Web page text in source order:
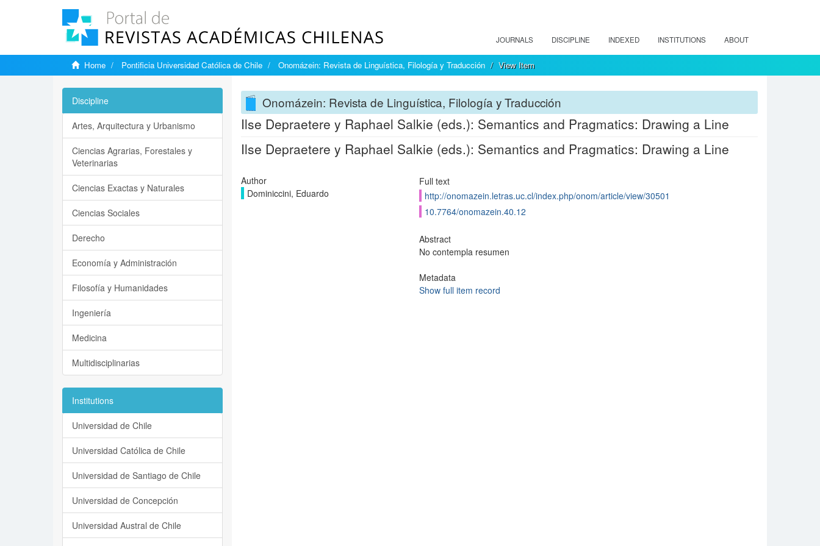
JOURNALS DISCIPLINE INDEXED INSTITUTIONS ABOUT
Home Pontificia Universidad Católica de Chile Onomázein: Revista de Linguística, Filología y Traducción View Item
Onomázein: Revista de Linguística, Filología y Traducción
Ilse Depraetere y Raphael Salkie (eds.): Semantics and Pragmatics: Drawing a Line
Ilse Depraetere y Raphael Salkie (eds.): Semantics and Pragmatics: Drawing a Line
Author
Dominiccini, Eduardo
Full text
http://onomazein.letras.uc.cl/index.php/onom/article/view/30501
10.7764/onomazein.40.12
Abstract
No contempla resumen
Metadata
Show full item record
Discipline
Artes, Arquitectura y Urbanismo
Ciencias Agrarias, Forestales y
Veterinarias
Ciencias Exactas y Naturales
Ciencias Sociales
Derecho
Economía y Administración
Filosofía y Humanidades
Ingeniería
Medicina
Multidisciplinarias
Institutions
Universidad de Chile
Universidad Católica de Chile
Universidad de Santiago de Chile
Universidad de Concepción
Universidad Austral de Chile